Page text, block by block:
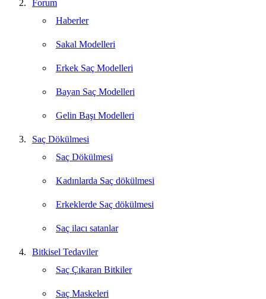
Forum
Haberler
Sakal Modelleri
Erkek Saç Modelleri
Bayan Saç Modelleri
Gelin Başı Modelleri
Saç Dökülmesi
Saç Dökülmesi
Kadınlarda Saç dökülmesi
Erkeklerde Saç dökülmesi
Saç ilacı satanlar
Bitkisel Tedaviler
Saç Çıkaran Bitkiler
Saç Maskeleri